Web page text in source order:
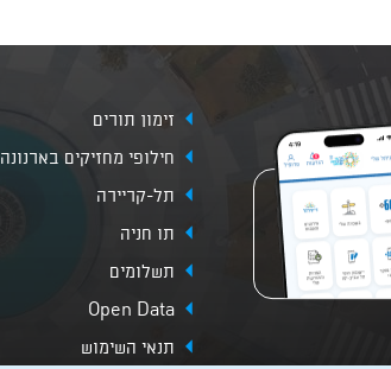
זימון תורים
חילופי מחזיקים בארנונה
תל-קריירה
תו חניה
תשלומים
Open Data
תנאי השימוש